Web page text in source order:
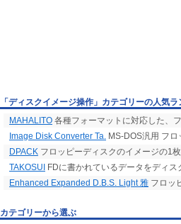
「ディスクイメージ操作」カテゴリーの人気
MAHALITO 各種フォーマットに対応した、
Image Disk Converter Ta. MS-DOS汎用 フ
DPACK フロッピーディスクのイメージの1
TAKOSUI
FDに書かれているデータをディ
Enhanced Expanded D.B.S. Light 雅 フロッ
カテゴリーから選ぶ